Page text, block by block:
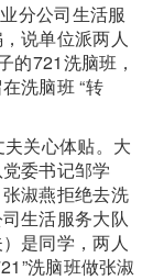
分公司生活服
说单位派两人
的721洗脑班，
洗脑班 “转
关心体贴。大
委书记邹学
淑燕拒绝去洗
生活服务大队
是同学，两人
洗脑班做张淑